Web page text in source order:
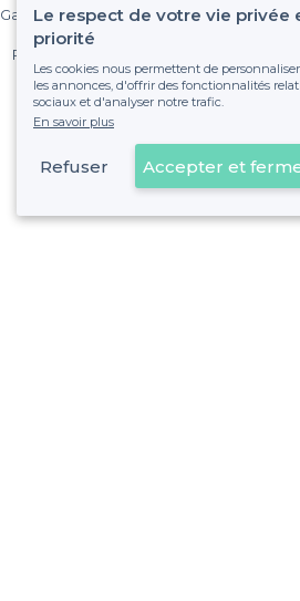
Gagnez de nombreux clients parmi le
Pas de commissions et sans
fixe sans risque de voir
Référencer mon
Déjà client
Le respect de votre vie privée
priorité
Les cookies nous permettent de
les annonces, d'offrir des fonctionnalités
sociaux et d'analyser notre trafic.
En savoir plus
Refuser Accepter et